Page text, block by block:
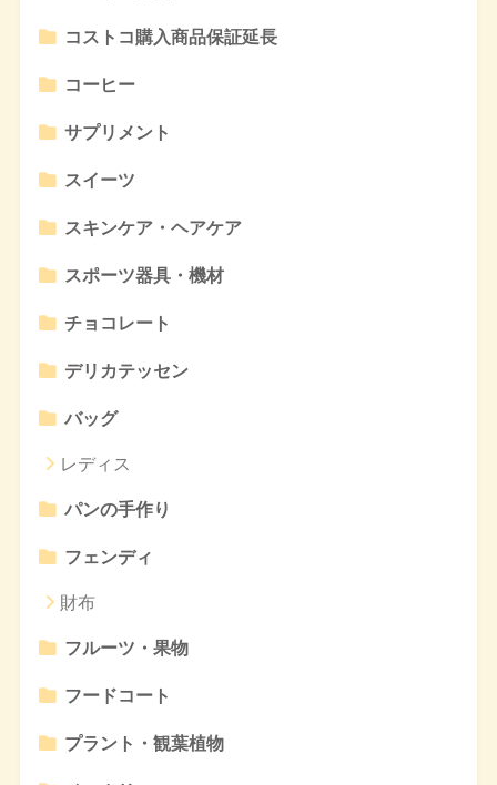
コストコ購入商品保証延長
コーヒー
サプリメント
スイーツ
スキンケア・ヘアケア
スポーツ器具・機材
チョコレート
デリカテッセン
バッグ
レディス
パンの手作り
フェンディ
財布
フルーツ・果物
フードコート
プラント・観葉植物